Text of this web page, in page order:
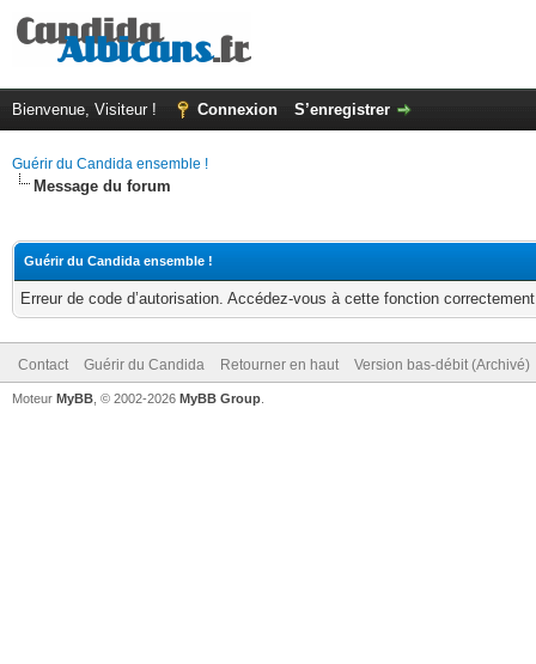
Bienvenue, Visiteur ! Connexion S’enregistrer
Guérir du Candida ensemble !
Message du forum
Guérir du Candida ensemble !
Erreur de code d’autorisation. Accédez-vous à cette fonction
Contact Guérir du Candida Retourner en haut Version bas-débit (Archivé)
Moteur MyBB , © 2002-2026 MyBB Group